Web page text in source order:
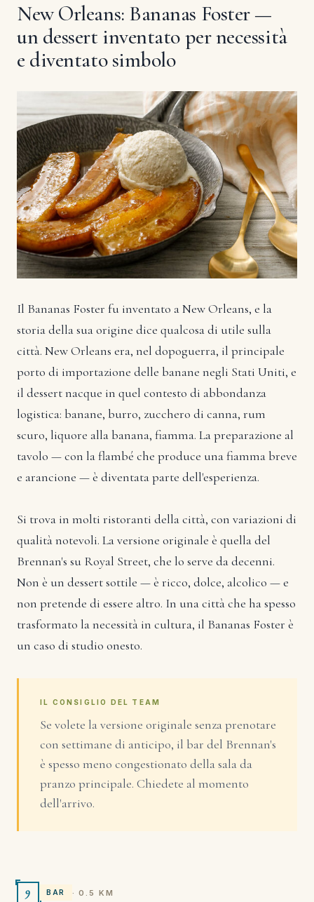
New Orleans: Bananas Foster —
un dessert inventato per necessità
e diventato simbolo
Il Bananas Foster fu inventato a New Orleans, e la
storia della sua origine dice qualcosa di utile sulla
città. New Orleans era, nel dopoguerra, il principale
porto di importazione delle banane negli Stati Uniti, e
il dessert nacque in quel contesto di abbondanza
logistica: banane, burro, zucchero di canna, rum
scuro, liquore alla banana, fiamma. La preparazione al
tavolo — con la flambé che produce una fiamma breve
e arancione — è diventata parte dell'esperienza.
Si trova in molti ristoranti della città, con variazioni di
qualità notevoli. La versione originale è quella del
Brennan's su Royal Street, che lo serve da decenni.
Non è un dessert sottile — è ricco, dolce, alcolico — e
non pretende di essere altro. In una città che ha spesso
trasformato la necessità in cultura, il Bananas Foster è
un caso di studio onesto.
IL CONSIGLIO DEL TEAM
Se volete la versione originale senza prenotare
con settimane di anticipo, il bar del Brennan's
è spesso meno congestionato della sala da
pranzo principale. Chiedete al momento
dell'arrivo.
9 BAR · 0.5 KM